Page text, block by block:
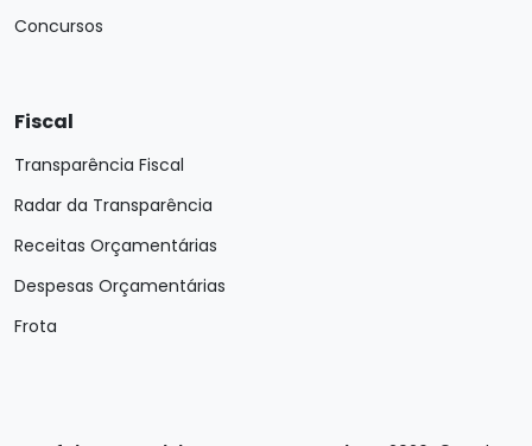
Concursos
Fiscal
Transparência Fiscal
Radar da Transparência
Receitas Orçamentárias
Despesas Orçamentárias
Frota